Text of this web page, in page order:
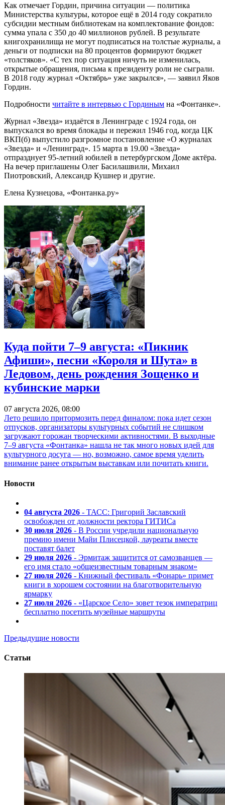
Как отмечает Гордин, причина ситуации — политика
Министерства культуры, которое ещё в 2014 году сократило
субсидии местным библиотекам на комплектование фондов:
сумма упала с 350 до 40 миллионов рублей. В результате
книгохранилища не могут подписаться на толстые журналы, а
деньги от подписки на 80 процентов формируют бюджет
«толстяков». «С тех пор ситуация ничуть не изменилась,
открытые обращения, письма к президенту роли не сыграли.
В 2018 году журнал «Октябрь» уже закрылся», — заявил Яков
Гордин.
Подробности читайте в интервью с Гординым на «Фонтанке».
Журнал «Звезда» издаётся в Ленинграде с 1924 года, он
выпускался во время блокады и пережил 1946 год, когда ЦК
ВКП(б) выпустило разгромное постановление «О журналах
«Звезда» и «Ленинград». 15 марта в 19.00 «Звезда»
отпразднует 95-летний юбилей в петербургском Доме актёра.
На вечер приглашены Олег Басилашвили, Михаил
Пиотровский, Александр Кушнер и другие.
Елена Кузнецова, «Фонтанка.ру»
Куда пойти 7–9 августа: «Пикник
Афиши», песни «Короля и Шута» в
Ледовом, день рождения Зощенко и
кубинские марки
07 августа 2026, 08:00
Лето решило притормозить перед финалом: пока идет сезон
отпусков, организаторы культурных событий не слишком
загружают горожан творческими активностями. В выходные
7–9 августа «Фонтанка» нашла не так много новых идей для
культурного досуга — но, возможно, самое время уделить
внимание ранее открытым выставкам или почитать книги.
Новости
04 августа 2026 - ТАСС: Григорий Заславский
освобожден от должности ректора ГИТИСа
30 июля 2026 - В России учредили национальную
премию имени Майи Плисецкой, лауреаты вместе
поставят балет
29 июля 2026 - Эрмитаж защитится от самозванцев —
его имя стало «общеизвестным товарным знаком»
27 июля 2026 - Книжный фестиваль «Фонарь» примет
книги в хорошем состоянии на благотворительную
ярмарку
27 июля 2026 - «Царское Село» зовет тезок императриц
бесплатно посетить музейные маршруты
Предыдущие новости
Статьи